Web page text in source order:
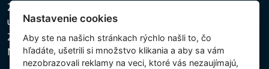
Zásady ochrany osobných a ďalších spracovávaných
údajov
Zásady používania súborov cookies
Nastavenie cookies
Nastavenie cookies
Aby ste na našich stránkach rýchlo našli to, čo
hľadáte, ušetrili si množstvo klikania a aby sa vám
nezobrazovali reklamy na veci, ktoré vás nezaujímajú,